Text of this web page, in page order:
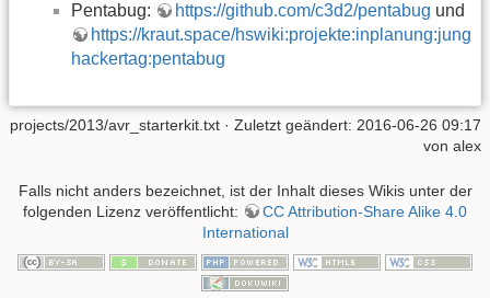
Pentabug:
https://github.com/c3d2/pentabug und
https://kraut.space/hswiki:projekte:inplanung:jung
hackertag:pentabug
projects/2013/avr_starterkit.txt · Zuletzt geändert: 2016-06-26 09:17
von alex
Falls nicht anders bezeichnet, ist der Inhalt dieses Wikis unter der
folgenden Lizenz veröffentlicht:
CC Attribution-Share Alike 4.0
International